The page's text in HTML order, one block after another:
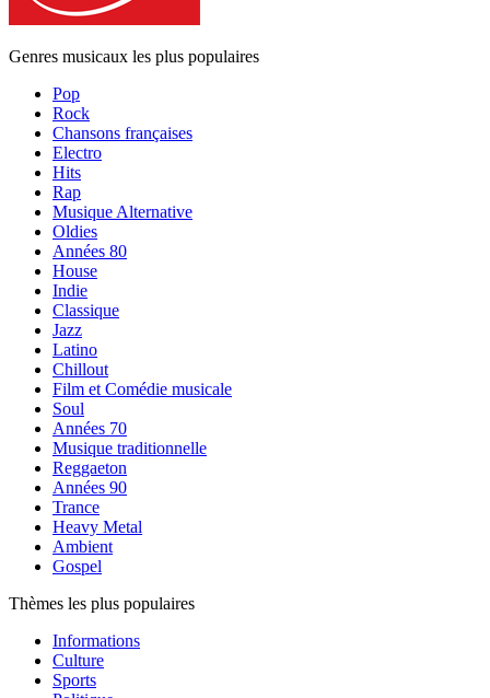
Genres musicaux les plus populaires
Pop
Rock
Chansons françaises
Electro
Hits
Rap
Musique Alternative
Oldies
Années 80
House
Indie
Classique
Jazz
Latino
Chillout
Film et Comédie musicale
Soul
Années 70
Musique traditionnelle
Reggaeton
Années 90
Trance
Heavy Metal
Ambient
Gospel
Thèmes les plus populaires
Informations
Culture
Sports